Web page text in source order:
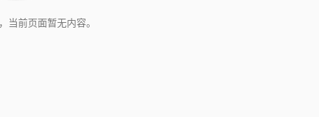
当前页面暂无内容。